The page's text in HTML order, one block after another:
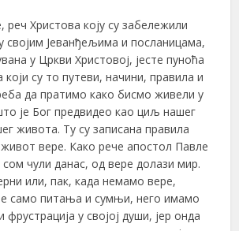
реч Христова коју су забележили
својим Јеванђељима и посланицама,
у Цркви Христовој, јесте пуноћа
који су то путеви, начини, правила и
да пратимо како бисмо живели у
је Бог предвидео као циљ нашег
живота. Ту су записана правила
живот вере. Како рече апостол Павле
сом чули данас, од вере долази мир.
или, пак, када немамо вере,
само питања и сумњи, него имамо
фрустрација у својој души, јер онда